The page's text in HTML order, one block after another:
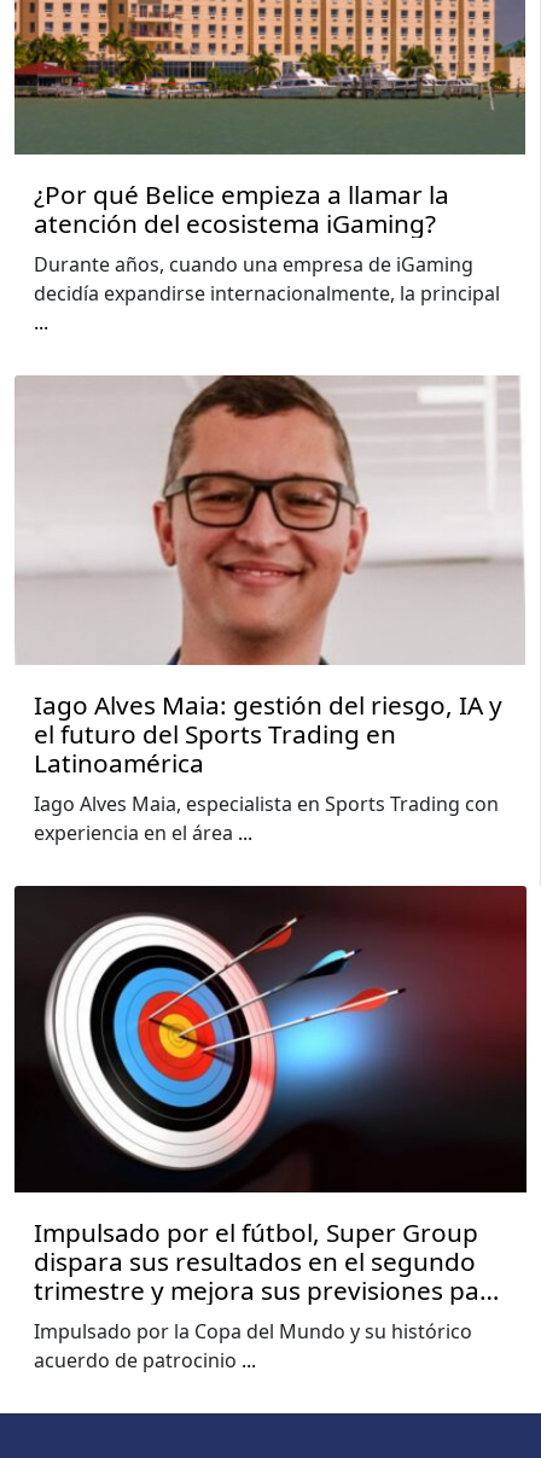
¿Por qué Belice empieza a llamar la
atención del ecosistema iGaming?
Durante años, cuando una empresa de iGaming
decidía expandirse internacionalmente, la principal
...
Iago Alves Maia: gestión del riesgo, IA y
el futuro del Sports Trading en
Latinoamérica
Iago Alves Maia, especialista en Sports Trading con
experiencia en el área ...
Impulsado por el fútbol, Super Group
dispara sus resultados en el segundo
trimestre y mejora sus previsiones para
2026
Impulsado por la Copa del Mundo y su histórico
acuerdo de patrocinio ...